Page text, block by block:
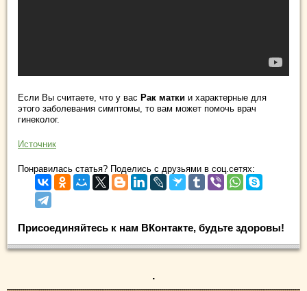
Если Вы считаете, что у вас Рак матки и характерные для
этого заболевания симптомы, то вам может помочь врач
гинеколог.
Источник
Понравилась статья? Поделись с друзьями в соц.сетях:
Присоединяйтесь к нам ВКонтакте, будьте здоровы!
.